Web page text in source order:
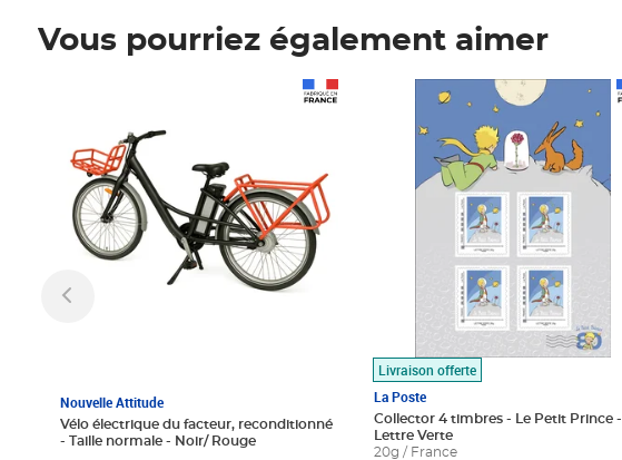
Vous pourriez également aimer
Nouvelle Attitude
Vélo électrique du facteur, reconditionné
- Taille normale - Noir/ Rouge
Livraison offerte
La Poste
Collector 4 timbres - Le Petit Prince -
Lettre Verte
20g / France
Prix 7,50€